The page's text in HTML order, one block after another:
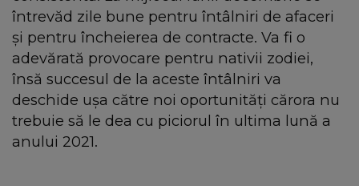
întrevăd zile bune pentru întâlniri de afaceri
și pentru încheierea de contracte. Va fi o
adevărată provocare pentru nativii zodiei,
însă succesul de la aceste întâlniri va
deschide ușa către noi oportunități cărora nu
trebuie să le dea cu piciorul în ultima lună a
anului 2021.